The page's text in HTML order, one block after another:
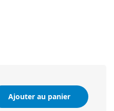
Ajouter au panier